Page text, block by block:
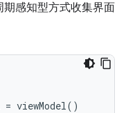
感知型方式收集界面
= viewModel()